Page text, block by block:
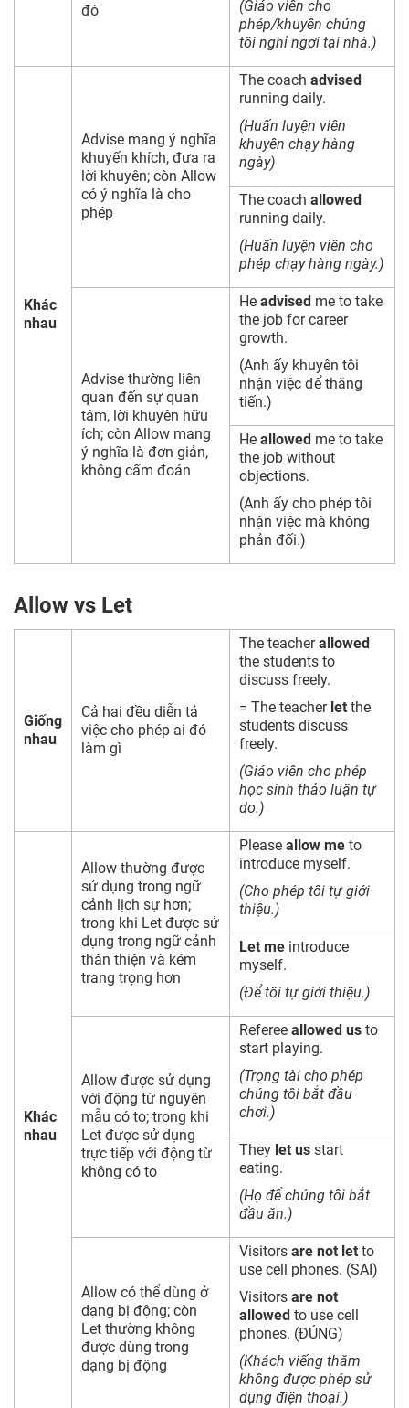
đó
(Giáo viên cho
phép/khuyên chúng
tôi nghỉ ngơi tại nhà.)
Khác
nhau
Advise mang ý nghĩa
khuyến khích, đưa ra
lời khuyên; còn Allow
có ý nghĩa là cho
phép
The coach advised
running daily.
(Huấn luyện viên
khuyên chạy hàng
ngày)
The coach allowed
running daily.
(Huấn luyện viên cho
phép chạy hàng ngày.)
Advise thường liên
quan đến sự quan
tâm, lời khuyên hữu
ích; còn Allow mang
ý nghĩa là đơn giản,
không cấm đoán
He advised me to take
the job for career
growth.
(Anh ấy khuyên tôi
nhận việc để thăng
tiến.)
He allowed me to take
the job without
objections.
(Anh ấy cho phép tôi
nhận việc mà không
phản đối.)
Allow vs Let
Giống
nhau
Cả hai đều diễn tả
việc cho phép ai đó
làm gì
The teacherallowed
the students to
discuss freely.
= The teacher let the
students discuss
freely.
(Giáo viên cho phép
học sinh thảo luận tự
do.)
Khác
nhau
Allow thường được
sử dụng trong ngữ
cảnh lịch sự hơn;
trong khi Let được sử
dụng trong ngữ cảnh
thân thiện và kém
trang trọng hơn
Please allow me to
introduce myself.
(Cho phép tôi tự giới
thiệu.)
Let me introduce
myself.
(Để tôi tự giới thiệu.)
Allow được sử dụng
với động từ nguyên
mẫu có to; trong khi
Let được sử dụng
trực tiếp với động từ
không có to
Referee allowed us to
start playing.
(Trọng tài cho phép
chúng tôi bắt đầu
chơi.)
They let us start
eating.
(Họ để chúng tôi bắt
đầu ăn.)
Allow có thể dùng ở
dạng bị động; còn
Let thường không
được dùng trong
dạng bị động
Visitors are not let to
use cell phones. (SAI)
Visitors are not
allowed to use cell
phones. (ĐÚNG)
(Khách viếng thăm
không được phép sử
dụng điện thoại.)